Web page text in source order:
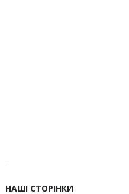
НАШІ СТОРІНКИ